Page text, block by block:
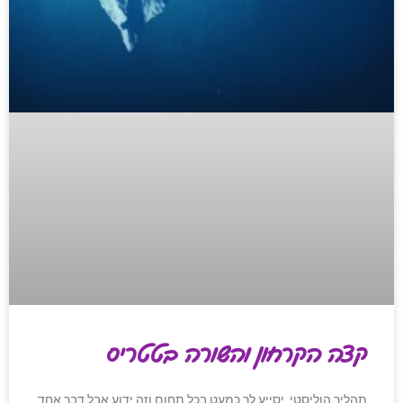
קצה הקרחון והשורה בטטריס
תהליך הוליסטי יסייע לך כמעט בכל תחום וזה ידוע אבל דבר אחד